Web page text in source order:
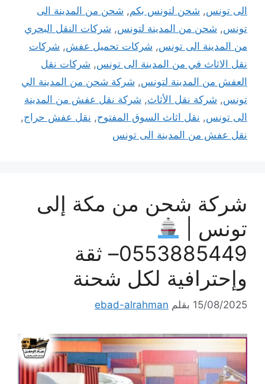
الى تونس, شحن لتونس بكم, شحن من المدينة الى
تونس, شحن من المدينة لتونس, شركات النقل البحري
من المدينة الى تونس, شركات تحميل عفش, شركات
نقل الاثاث في من المدينة الى تونس, شركات نقل
العفش من المدينة لتونس, شركة شحن من المدينة الي
تونس, شركة نقل الأثاث, شركة نقل عفش من المدينة
الى تونس, نقل اثاث السوق المفتوح, نقل عفش حراج,
نقل عفش من المدينة الى تونس
شركة شحن من مكة إلى
تونس |
0553885449– ثقة
وإحترافية لكل شحنة
15/08/2025 بقلم ebad-alrahman